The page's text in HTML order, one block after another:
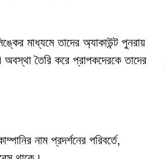
মাধ্যমে তাদের অ্যাকাউন্ট পুনরায়
তৈরি করে প্রাপকদেরকে তাদের
নাম প্রদর্শনের পরিবর্তে,